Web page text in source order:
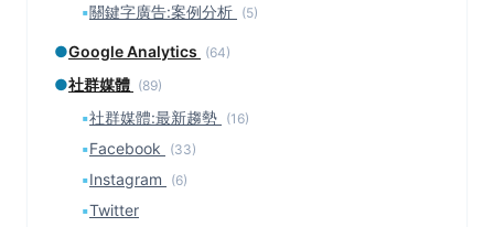
▪關鍵字廣告:案例分析 (5)
●Google Analytics (64)
●社群媒體 (89)
▪社群媒體:最新趨勢 (16)
▪Facebook (33)
▪Instagram (6)
▪Twitter